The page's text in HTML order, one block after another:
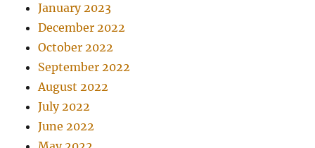
January 2023
December 2022
October 2022
September 2022
August 2022
July 2022
June 2022